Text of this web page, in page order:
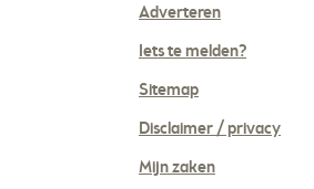
Adverteren
Iets te melden?
Sitemap
Disclaimer / privacy
Mijn zaken